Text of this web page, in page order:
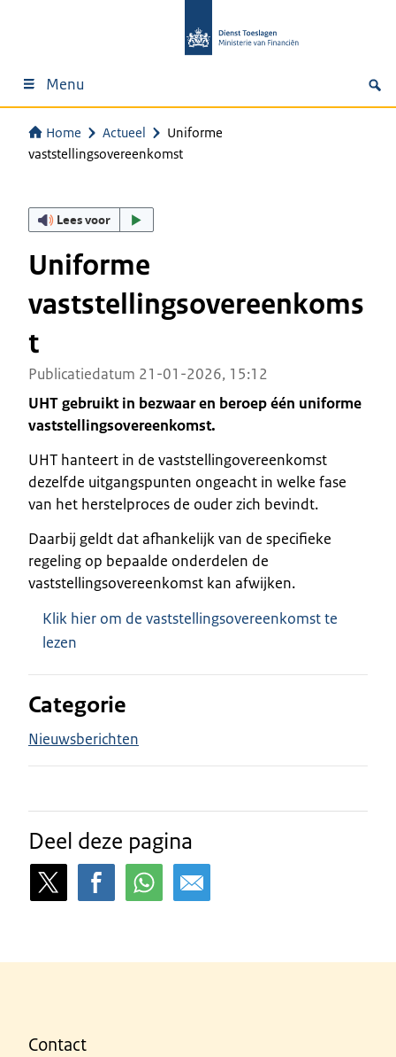
Menu
Home Actueel
Uniforme
vaststellingsovereenkomst
Lees voor
Uniforme
vaststellingsovereenkoms
t
Publicatiedatum 21-01-2026, 15:12
UHT gebruikt in bezwaar en beroep één uniforme
vaststellingsovereenkomst.
UHT hanteert in de vaststellingovereenkomst
dezelfde uitgangspunten ongeacht in welke fase
van het herstelproces de ouder zich bevindt.
Daarbij geldt dat afhankelijk van de specifieke
regeling op bepaalde onderdelen de
vaststellingsovereenkomst kan afwijken.
Klik hier om de vaststellingsovereenkomst te
lezen
Categorie
Nieuwsberichten
Deel deze pagina
Contact